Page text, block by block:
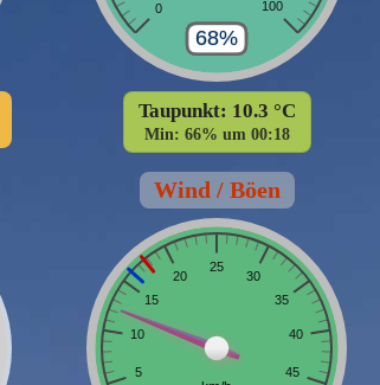
Taupunkt: 10.3 °C
Min: 66% um 00:18
Wind / Böen